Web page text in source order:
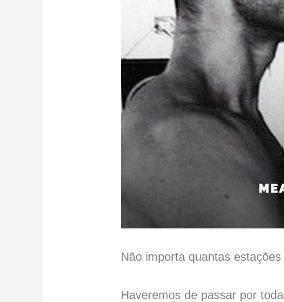
Não importa quantas
Haveremos de passar por